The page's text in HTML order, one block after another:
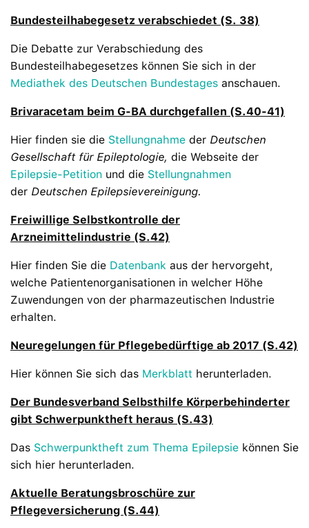
Bundesteilhabegesetz verabschiedet (S. 38)
Die Debatte zur Verabschiedung des
Bundesteilhabegesetzes können Sie sich in der
Mediathek des Deutschen Bundestages anschauen.
Brivaracetam beim G-BA durchgefallen (S.40-41)
Hier finden sie die Stellungnahme der Deutschen
Gesellschaft für Epileptologie, die Webseite der
Epilepsie-Petition und die Stellungnahmen
der Deutschen Epilepsievereinigung.
Freiwillige Selbstkontrolle der
Arzneimittelindustrie (S.42)
Hier finden Sie die Datenbank aus der hervorgeht,
welche Patientenorganisationen in welcher Höhe
Zuwendungen von der pharmazeutischen Industrie
erhalten.
Neuregelungen für Pflegebedürftige ab 2017 (S.42)
Hier können Sie sich das Merkblatt herunterladen.
Der Bundesverband Selbsthilfe Körperbehinderter
gibt Schwerpunktheft heraus (S.43)
Das Schwerpunktheft zum Thema Epilepsie können Sie
sich hier herunterladen.
Aktuelle Beratungsbroschüre zur
Pflegeversicherung (S.44)